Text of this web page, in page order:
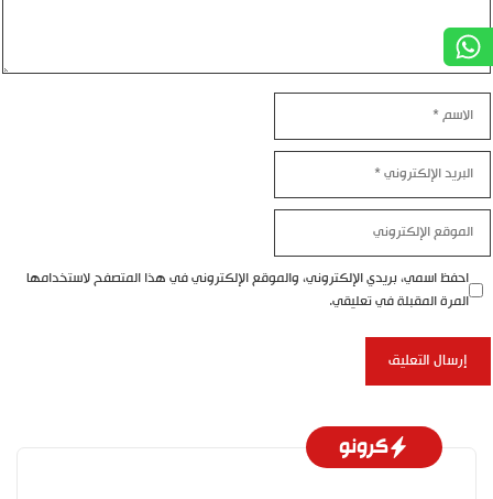
الإلكتروني
الإلكتروني
احفظ اسمي، بريدي الإلكتروني، والموقع الإلكتروني في هذا المتصفح لاستخدامها
المرة المقبلة في تعليقي.
كرونو